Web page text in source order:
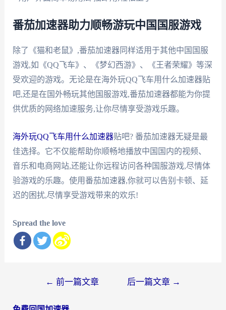
番茄加速器助力顺畅游玩中国国服游戏
除了《猫和老鼠》,番茄加速器同样适用于其他中国国服
游戏,如《QQ飞车》、《梦幻西游》、《王者荣耀》等深
受欢迎的游戏。无论是在海外玩QQ飞车用什么加速器贴
吧,还是在国外畅玩其他国服游戏,番茄加速器都能为你提
供优质的网络加速服务,让你尽情享受游戏乐趣。
海外玩QQ飞车用什么加速器贴吧? 番茄加速器无疑是最
佳选择。它不仅能帮助你顺畅地播放中国国内的视频、
音乐和电商网站,还能让你远程访问各种国服游戏,尽情体
验游戏的乐趣。使用番茄加速器,你就可以告别卡顿、延
迟的困扰,尽情享受游戏带来的欢乐!
Spread the love
← 前一篇文章 后一篇文章 →